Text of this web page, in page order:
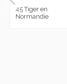
45 Tiger en
Normandie